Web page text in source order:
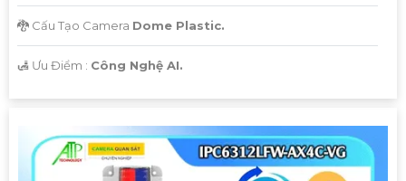
🐉️ Cấu Tạo Camera Dome Plastic.
️🛃 Ưu Điểm : Công Nghệ AI.